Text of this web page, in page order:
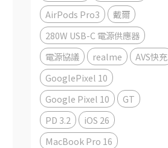
AirPods Pro3
戴爾
280W USB-C 電源供應器
電源協議
realme
AVS快充
GooglePixel 10
Google Pixel 10
GT
PD 3.2
iOS 26
MacBook Pro 16